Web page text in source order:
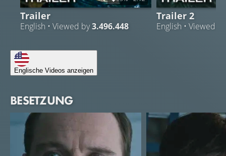
Trailer
English • Viewed by3.496.448
Trailer 2
English • Viewed
Englische Videos anzeigen
BESETZUNG